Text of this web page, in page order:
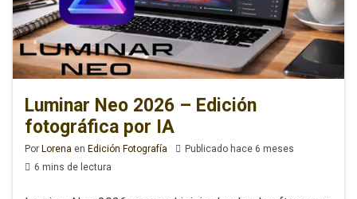
Luminar Neo 2026 – Edición
fotográfica por IA
Por Lorena en Edición Fotografía
Publicado hace 6 meses
6 mins de lectura